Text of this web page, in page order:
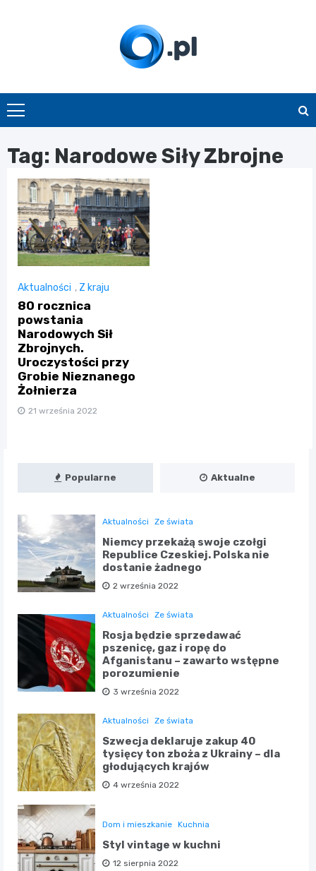
O.pl
Tag: Narodowe Siły Zbrojne
Aktualności , Z kraju
80 rocznica
powstania
Narodowych Sił
Zbrojnych.
Uroczystości przy
Grobie Nieznanego
Żołnierza
21 września 2022
Popularne Aktualne
Aktualności Ze świata
Niemcy przekażą swoje czołgi
Republice Czeskiej. Polska nie
dostanie żadnego
2 września 2022
Aktualności Ze świata
Rosja będzie sprzedawać
pszenicę, gaz i ropę do
Afganistanu – zawarto wstępne
porozumienie
3 września 2022
Aktualności Ze świata
Szwecja deklaruje zakup 40
tysięcy ton zboża z Ukrainy – dla
głodujących krajów
4 września 2022
Dom i mieszkanie Kuchnia
Styl vintage w kuchni
12 sierpnia 2022